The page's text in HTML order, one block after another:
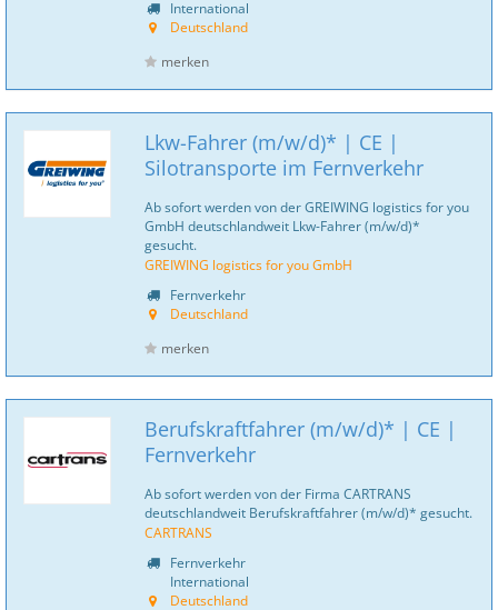
International
Deutschland
merken
Lkw-Fahrer (m/w/d)* | CE |
Silotransporte im Fernverkehr
Ab sofort werden von der GREIWING logistics for you
GmbH deutschlandweit Lkw-Fahrer (m/w/d)*
gesucht.
GREIWING logistics for you GmbH
Fernverkehr
Deutschland
merken
Berufskraftfahrer (m/w/d)* | CE |
Fernverkehr
Ab sofort werden von der Firma CARTRANS
deutschlandweit Berufskraftfahrer (m/w/d)* gesucht.
CARTRANS
Fernverkehr
International
Deutschland